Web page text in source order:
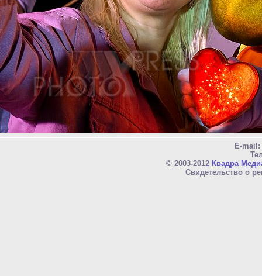
E-mail:
© 2003-2012 Квадра
Свидетельство о